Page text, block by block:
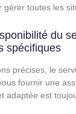
gérer toutes les
du
spécifiques
précises, le
fournir une
adaptée est